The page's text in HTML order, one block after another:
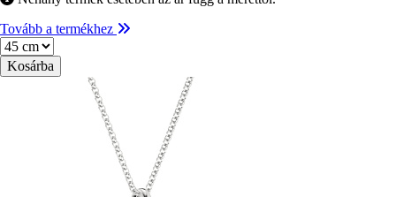
Tovább a termékhez
Méret